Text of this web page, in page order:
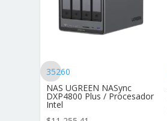
35260
NAS UGREEN NASync
DXP4800 Plus / Procesador
Intel